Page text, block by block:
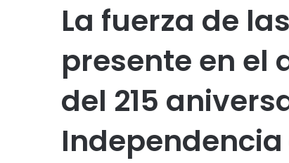
La fuerza de
presente en el
del 215
Independencia